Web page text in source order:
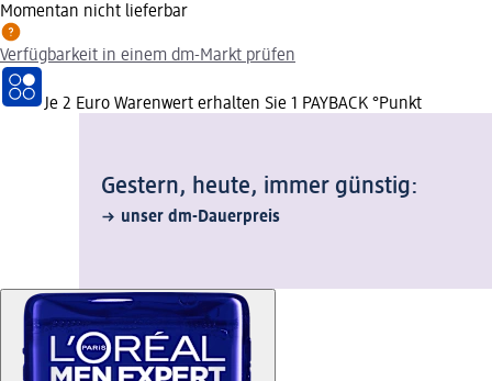
Momentan nicht lieferbar
Verfügbarkeit in einem dm-Markt prüfen
Je 2 Euro Warenwert erhalten Sie 1 PAYBACK °Punkt
Gestern, heute, immer günstig:
unser dm-Dauerpreis